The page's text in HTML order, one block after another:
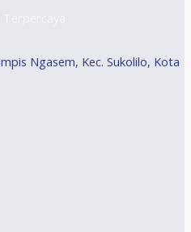
Ngasem, Kec. Sukolilo, Kota